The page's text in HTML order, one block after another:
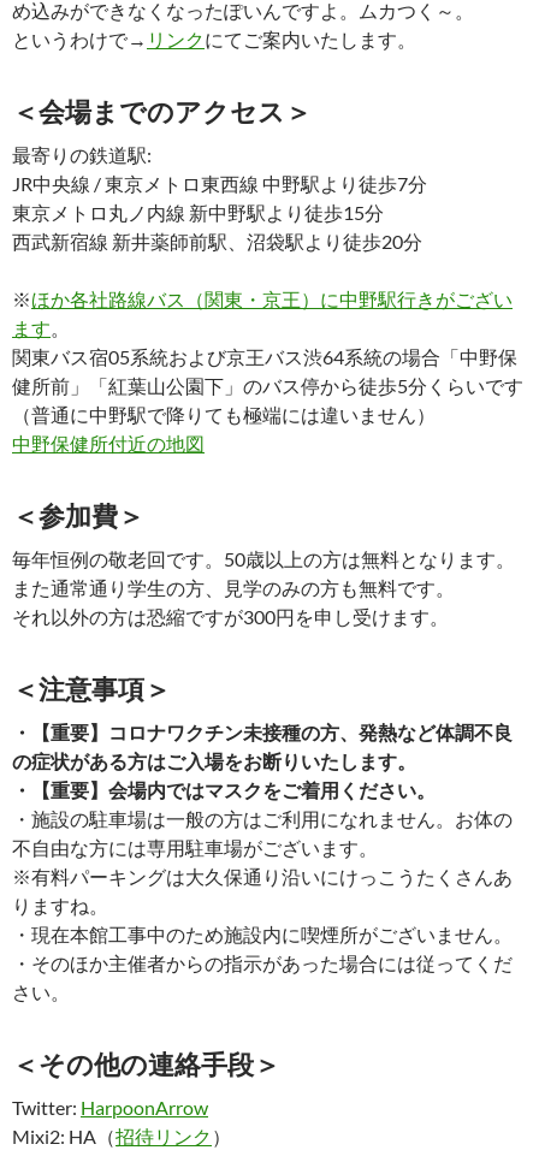
め込みができなくなったぽいんですよ。ムカつく～。
というわけで→ リンクにてご案内いたします。
＜会場までのアクセス＞
最寄りの鉄道駅:
JR中央線 / 東京メトロ東西線 中野駅より徒歩7分
東京メトロ丸ノ内線 新中野駅より徒歩15分
西武新宿線 新井薬師前駅、沼袋駅より徒歩20分
※ほか各社路線バス（関東・京王）に中野駅行きがござい
ます。
関東バス宿05系統および京王バス渋64系統の場合「中野保
健所前」「紅葉山公園下」のバス停から徒歩5分くらいです
（普通に中野駅で降りても極端には違いません）
中野保健所付近の地図
＜参加費＞
毎年恒例の敬老回です。50歳以上の方は無料となります。
また通常通り学生の方、見学のみの方も無料です。
それ以外の方は恐縮ですが300円を申し受けます。
＜注意事項＞
・【重要】コロナワクチン未接種の方、発熱など体調不良
の症状がある方はご入場をお断りいたします。
・【重要】会場内ではマスクをご着用ください。
・施設の駐車場は一般の方はご利用になれません。お体の
不自由な方には専用駐車場がございます。
※有料パーキングは大久保通り沿いにけっこうたくさんあ
りますね。
・現在本館工事中のため施設内に喫煙所がございません。
・そのほか主催者からの指示があった場合には従ってくだ
さい。
＜その他の連絡手段＞
Twitter: HarpoonArrow
Mixi2: HA（招待リンク ）